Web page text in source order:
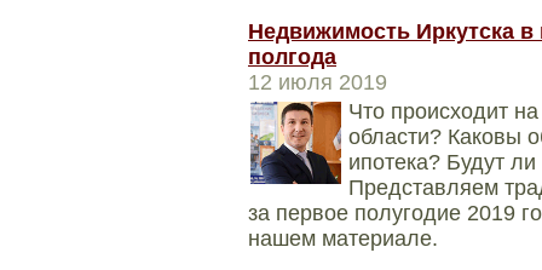
Недвижимость Иркутска
полгода
12 июля 2019
​​​​​​​Что происходит
области? Каковы
ипотека? Будут
Представляем
за первое полугодие 2019
нашем материале.